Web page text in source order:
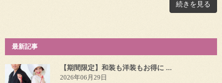
続きを見る
最新記事
【期間限定】和装も洋装もお得に ...
2026年06月29日